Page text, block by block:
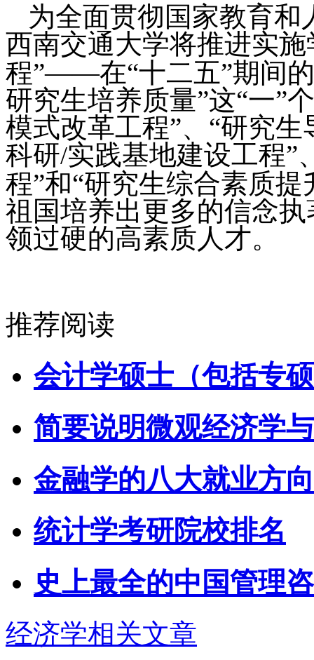
为全面贯彻国家教育
西南交通大学将推进实
程”——在“十二五”期间
研究生培养质量”这“一”
模式改革工程”、“研究
科研/实践基地建设工程”
程”和“研究生综合素质
祖国培养出更多的信念
领过硬的高素质人才。
推荐阅读
会计学硕士（包括专
简要说明微观经济学
金融学的八大就业方
统计学考研院校排名
史上最全的中国管理
经济学相关文章